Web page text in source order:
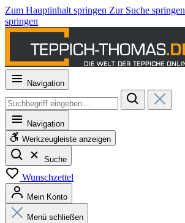
Zum Hauptinhalt springen Zur Suche springen
springen
Navigation
Navigation
Werkzeugleiste anzeigen
Suche
Wunschzettel
Mein Konto
Menü schließen